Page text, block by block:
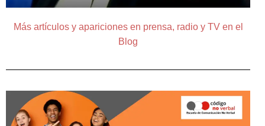
Más artículos y apariciones en prensa, radio y TV en el
Blog